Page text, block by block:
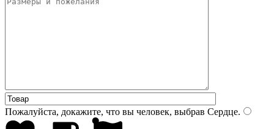
Пожалуйста, докажите, что вы человек, выбрав Сердце.